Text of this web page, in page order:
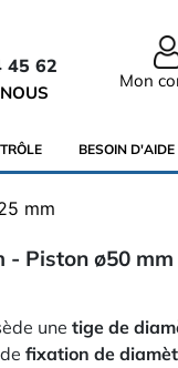
45 62
Mon
BESOIN D'AIDE
mm
- Piston ø50
une tige de
fixation de